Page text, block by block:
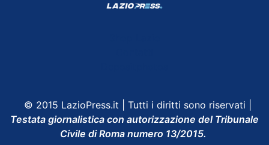
© 2015 LazioPress.it | Tutti i diritti sono riservati |
Testata giornalistica con autorizzazione del Tribunale
Civile di Roma numero 13/2015.